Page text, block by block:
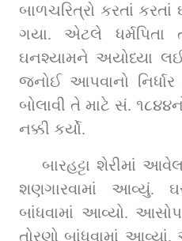
બાળચરિત્રો કરતાં
ગયા. એટલે ધર્મપિતા
ઘનશ્યામને અયોધ્યા
જનોઈ આપવાનો
બોલાવી તે માટે સં.
નક્કી કર્યો.
બારહટ્ટા શેરીમાં
શણગારવામાં
બાંધવામાં આવ્યો.
તોરણો બાંધવામાં